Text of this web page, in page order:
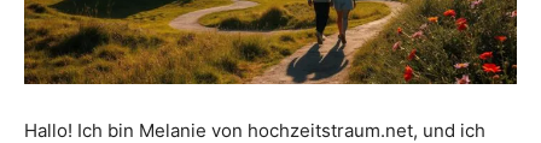
Hallo! Ich bin Melanie von hochzeitstraum.net, und ich